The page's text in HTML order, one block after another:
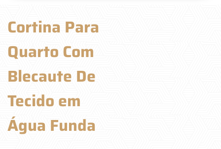
Cortina Para
Quarto Com
Blecaute De
Tecido em
Água Funda